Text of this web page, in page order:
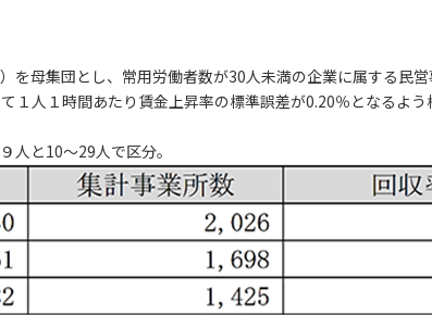
を母集団とし、常用労働者数が30人未満の企業に属する民
１人１時間あたり賃金上昇率の標準誤差が0.20％となるよ
人と10～29人で区分。